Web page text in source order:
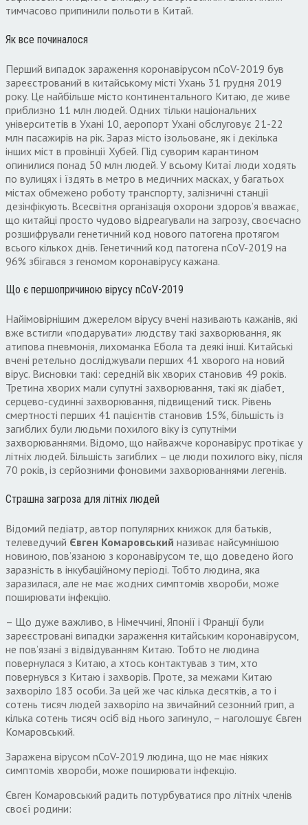
тимчасово припинили польоти в Китай.
Як все починалося
Перший випадок зараження коронавірусом nCoV-2019 був
зареєстрований в китайському місті Ухань 31 грудня 2019
року. Це найбільше місто континентального Китаю, де живе
приблизно 11 млн людей. Одних тільки національних
університетів в Ухані 10, аеропорт Ухані обслуговує 21-22
млн пасажирів на рік. Зараз місто ізольоване, як і декілька
інших міст в провінції Хубей. Під суворим карантином
опинилися понад 50 млн людей. У всьому Китаї люди ходять
по вулицях і їздять в метро в медичних масках, у багатьох
містах обмежено роботу транспорту, залізничні станції
дезінфікують. Всесвітня організація охорони здоров’я вважає,
що китайці просто чудово відреагували на загрозу, своєчасно
розшифрували генетичний код нового патогена протягом
всього кількох днів. Генетичний код патогена nCoV-2019 на
96% збігався з геномом коронавірусу кажана.
Що є першопричиною вірусу nCoV-2019
Найімовірнішим джерелом вірусу вчені називають кажанів, які
вже встигли «подарувати» людству такі захворювання, як
атипова пневмонія, лихоманка Ебола та деякі інші. Китайські
вчені ретельно досліджували перших 41 хворого на новий
вірус. Висновки такі: середній вік хворих становив 49 років.
Третина хворих мали супутні захворювання, такі як діабет,
серцево-судинні захворювання, підвищений тиск. Рівень
смертності перших 41 пацієнтів становив 15%, більшість із
загиблих були людьми похилого віку із супутніми
захворюваннями. Відомо, що найважче коронавірус протікає у
літніх людей. Більшість загиблих – це люди похилого віку, після
70 років, із серйозними фоновими захворюваннями легенів.
Страшна загроза для літніх людей
Відомий педіатр, автор популярних книжок для батьків,
телеведучий Євген Комаровський називає найсумнішою
новиною, пов’язаною з коронавірусом те, що доведено його
заразність в інкубаційному періоді. Тобто людина, яка
заразилася, але не має жодних симптомів хвороби, може
поширювати інфекцію.
– Що дуже важливо, в Німеччині, Японії і Франції були
зареєстровані випадки зараження китайським коронавірусом,
не пов’язані з відвідуванням Китаю. Тобто не людина
повернулася з Китаю, а хтось контактував з тим, хто
повернувся з Китаю і захворів. Проте, за межами Китаю
захворіло 183 особи. За цей же час кілька десятків, а то і
сотень тисяч людей захворіло на звичайний сезонний грип, а
кілька сотень тисяч осіб від нього загинуло, – наголошує Євген
Комаровський.
Заражена вірусом nCoV-2019 людина, що не має ніяких
симптомів хвороби, може поширювати інфекцію.
Євген Комаровський радить потурбуватися про літніх членів
своєї родини: